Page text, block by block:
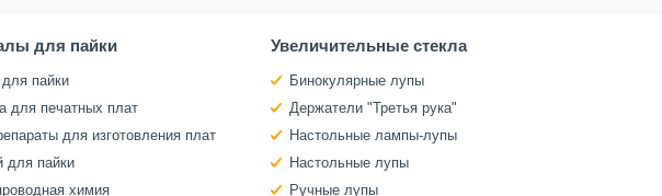
для пайки
пайки
для печатных плат
для изготовления плат
для пайки
химия
Увеличительные стекла
Бинокулярные лупы
Держатели "Третья рука"
Настольные лампы-лупы
Настольные лупы
Ручные лупы